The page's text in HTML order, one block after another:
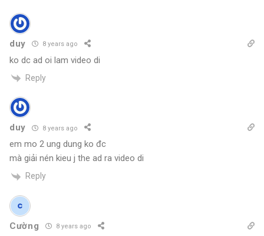
duy 8 years ago
ko dc ad oi lam video di
Reply
duy 8 years ago
em mo 2 ung dung ko đc
mà giải nén kieu j the ad ra video di
Reply
Cường 8 years ago